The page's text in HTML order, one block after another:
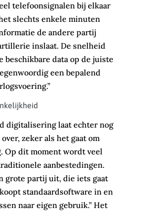
telefoonsignalen bij elkaar
slechts enkele minuten
de andere partij
inslaat. De snelheid
beschikbare data op de juiste
een bepalend
digitalisering laat echter nog
zeker als het gaat om
Op dit moment wordt veel
aanbestedingen.
grote partij uit, die iets gaat
standaardsoftware in en
naar eigen gebruik.” Het